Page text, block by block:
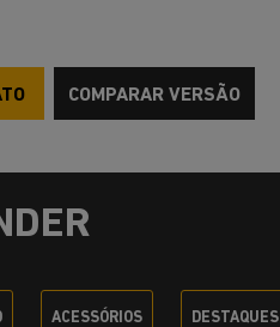
COMPARAR VERSÃO
ACESSÓRIOS DESTAQUES